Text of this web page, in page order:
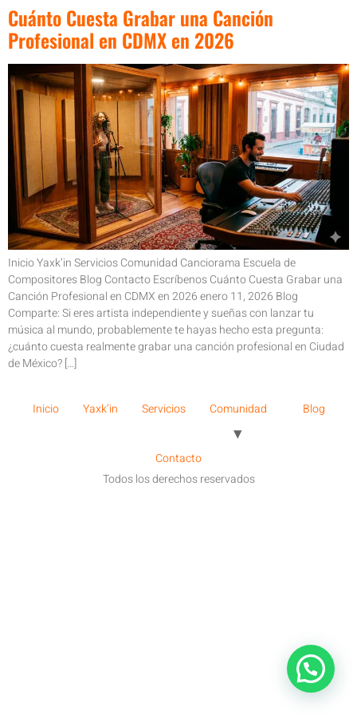
Cuánto Cuesta Grabar una Canción
Profesional en CDMX en 2026
Inicio Yaxk’in Servicios Comunidad Canciorama Escuela de
Compositores Blog Contacto Escríbenos Cuánto Cuesta Grabar una
Canción Profesional en CDMX en 2026 enero 11, 2026 Blog
Comparte: Si eres artista independiente y sueñas con lanzar tu
música al mundo, probablemente te hayas hecho esta pregunta:
¿cuánto cuesta realmente grabar una canción profesional en Ciudad
de México? […]
Inicio Yaxk’in Servicios Comunidad Blog
Contacto
Todos los derechos reservados